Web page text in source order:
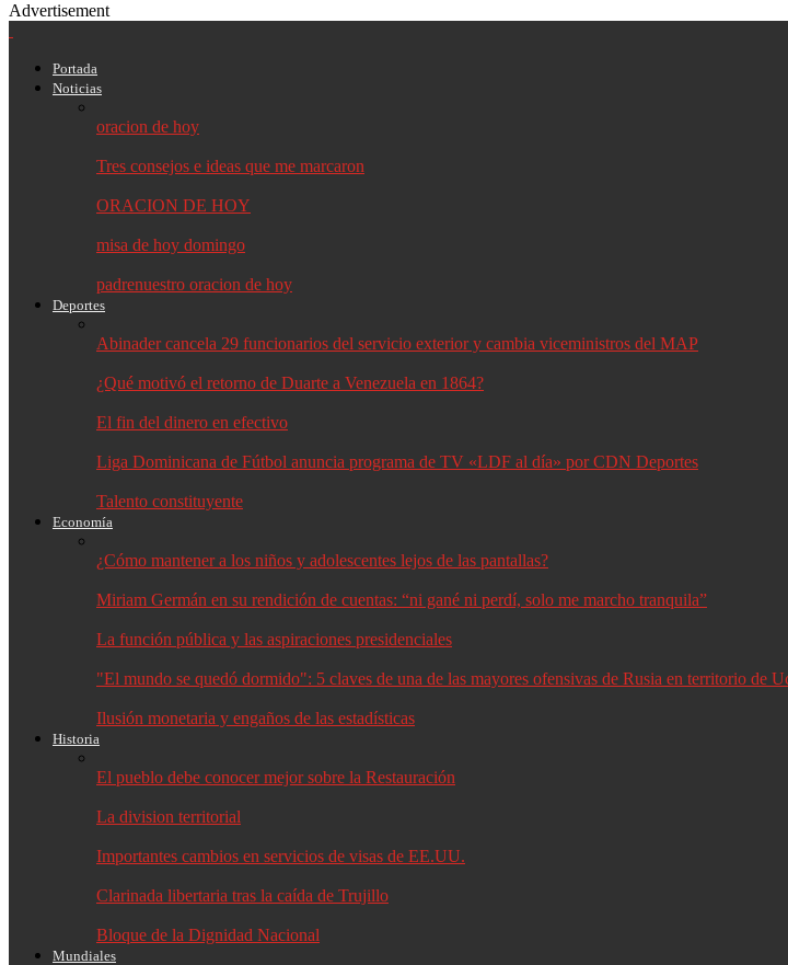
Advertisement
Portada
Noticias
oracion de hoy
Tres consejos e ideas que me marcaron
ORACION DE HOY
misa de hoy domingo
padrenuestro oracion de hoy
Deportes
Abinader cancela 29 funcionarios del servicio exterior y cambia viceministros del MAP
¿Qué motivó el retorno de Duarte a Venezuela en 1864?
El fin del dinero en efectivo
Liga Dominicana de Fútbol anuncia programa de TV «LDF al día» por CDN Deportes
Talento constituyente
Economía
¿Cómo mantener a los niños y adolescentes lejos de las pantallas?
Miriam Germán en su rendición de cuentas: “ni gané ni perdí, solo me marcho tranquila”
La función pública y las aspiraciones presidenciales
"El mundo se quedó dormido": 5 claves de una de las mayores ofensivas de Rusia en territorio de
Ilusión monetaria y engaños de las estadísticas
Historia
El pueblo debe conocer mejor sobre la Restauración
La division territorial
Importantes cambios en servicios de visas de EE.UU.
Clarinada libertaria tras la caída de Trujillo
Bloque de la Dignidad Nacional
Mundiales